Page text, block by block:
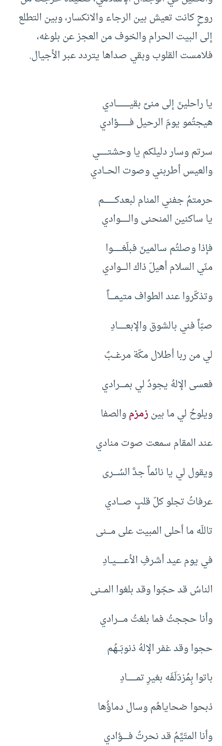
روحٍ كانت تعيش بين الرجاء والانكسار، وبين التطلع
إلى البيت الحرام والخوف من العجز عن بلوغه،
فلامست القلوب وبقي صداها يتردد عبر الأجيال.
يا راحلينَ إلى منىً بقيـــــــــــــادي
هيجتُمو يومَ الرحيل فـــــــــــؤادي
سرتم وسار دليلكم يا وحشتــــــــي
والعيس أطربني وصوت الحـــادي
حرمتمُ جفني المنام لبعدكـــــــــــم
يا ساكنين المنحنى والــــــــوادي
فإذا وصلتُم سالمينَ فبلّغـــــــــوا
منّي السلام أهيلَ ذاك الـــــوادي
وتذكّروا عند الطواف متيمـــــاً
صبّاً فني بالشوق والإبعــــــــادِ
لي من ربا أطلال مكّة مرغـــبٌ
فعسى الإلهُ يجودُ لي بمـــــرادي
ويلوحُ لي ما بينزمزموالصفا
عند المقام سمعت صوت منادي
ويقول لي يا نائماً جدَّ السُــــرى
عرفاتُ تجلو كلّ قلبٍ صــــادي
تاللَه ما أحلى المبيت على مــــنى
في يوم عيد أشرفِ الأعــــــــيــادِ
الناسُ قد حجّوا وقد بلغوا المـــنى
وأنا حججتُ فما بلغتُ مـــــرادي
حجوا وقد غفر الإلهُ ذنوبَـــهُم
باتوا بِمُزدَلَفَه بغيرِ تمـــــــــادِ
ذبحوا ضحاياهُم وسال دماؤُها
وأنا المتَيَّمُ قد نحرتُ فــــــؤادي